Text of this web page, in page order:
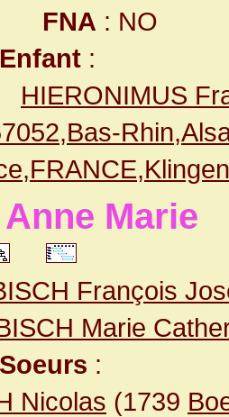
FNA : NO
Enfant :
HIERONIMUS
Marie
François
Marie
:
Nicolas (1739